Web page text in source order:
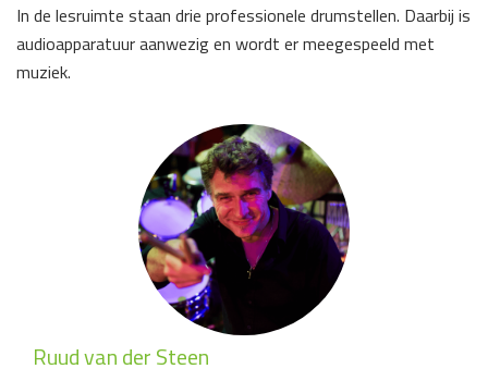
In de lesruimte staan drie professionele drumstellen. Daarbij is
audioapparatuur aanwezig en wordt er meegespeeld met
muziek.
Ruud van der Steen